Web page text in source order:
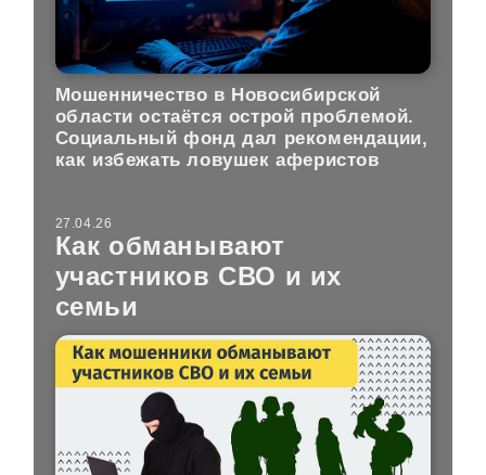
Мошенничество в Новосибирской
области остаётся острой проблемой.
Социальный фонд дал рекомендации,
как избежать ловушек аферистов
27.04.26
Как обманывают
участников СВО и их
семьи